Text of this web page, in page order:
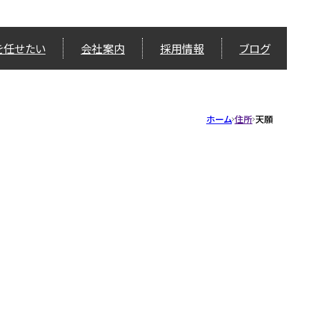
せたい 会社案内 採用情報 ブログ
ホーム 住所 天願